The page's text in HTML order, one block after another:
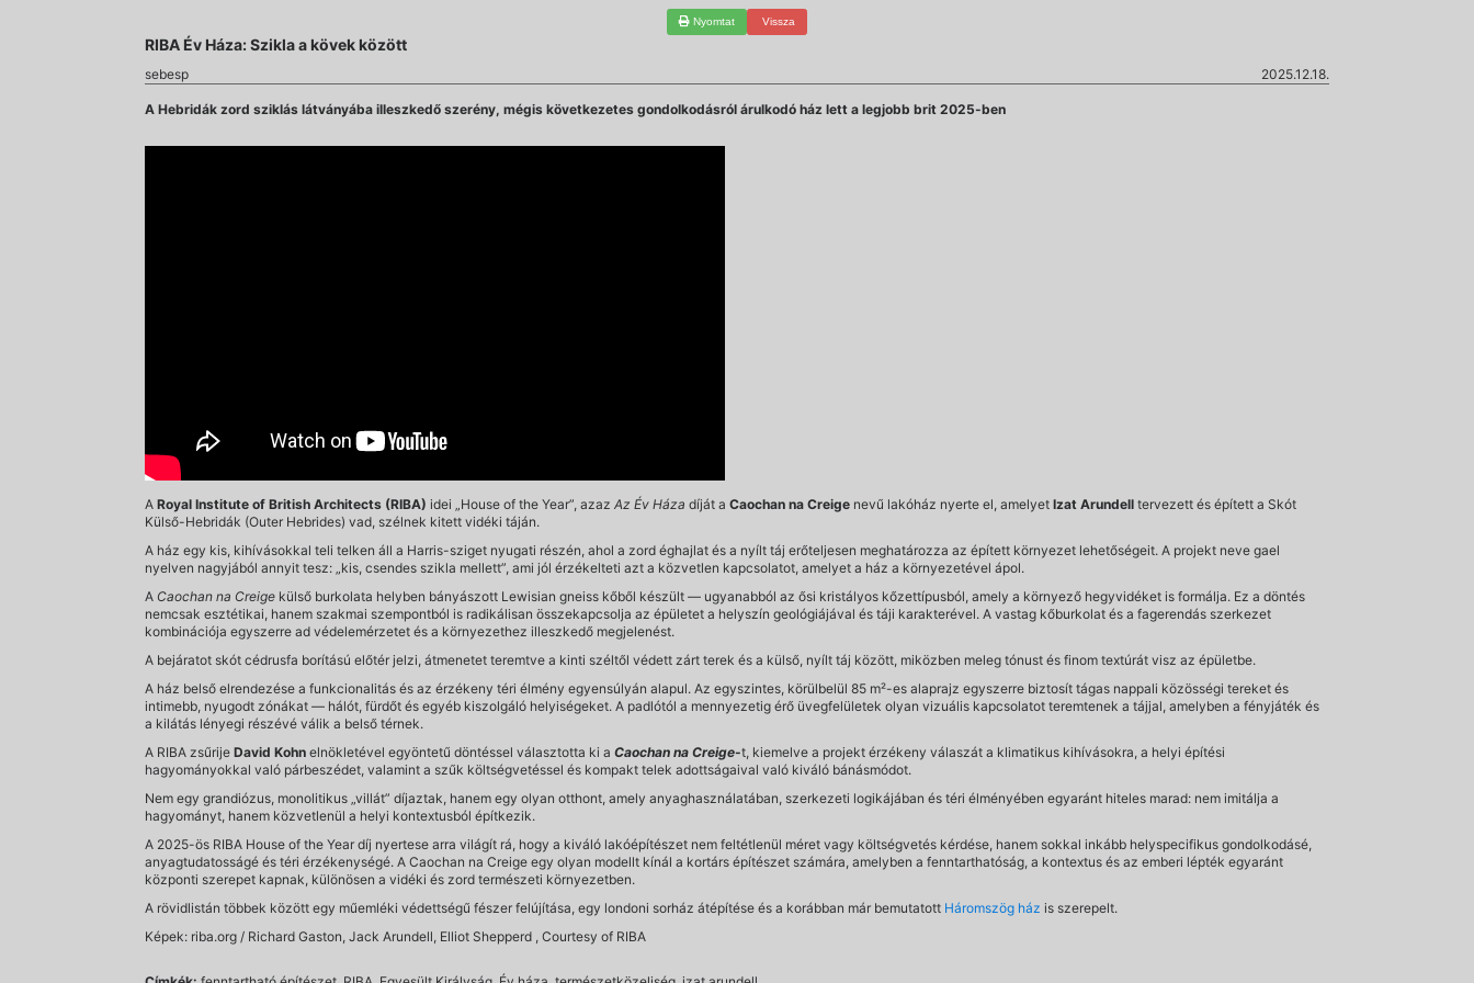
Nyomtat Vissza
RIBA Év Háza: Szikla a kövek között
sebesp 2025.12.18.
A Hebridák zord sziklás látványába illeszkedő szerény, mégis következetes gondolkodásról árulkodó ház lett a legjobb brit 2025-ben
A Royal Institute of British Architects (RIBA) idei „House of the Year”, azaz Az Év Háza díját a Caochan na Creige nevű lakóház nyerte el, amelyet Izat Arundell tervezett és épített a Skót
Külső-Hebridák (Outer Hebrides) vad, szélnek kitett vidéki táján.
A ház egy kis, kihívásokkal teli telken áll a Harris-sziget nyugati részén, ahol a zord éghajlat és a nyílt táj erőteljesen meghatározza az épített környezet lehetőségeit. A projekt neve gael
nyelven nagyjából annyit tesz: „kis, csendes szikla mellett”, ami jól érzékelteti azt a közvetlen kapcsolatot, amelyet a ház a környezetével ápol.
A Caochan na Creige külső burkolata helyben bányászott Lewisian gneiss kőből készült — ugyanabból az ősi kristályos kőzettípusból, amely a környező hegyvidéket is formálja. Ez a döntés
nemcsak esztétikai, hanem szakmai szempontból is radikálisan összekapcsolja az épületet a helyszín geológiájával és táji karakterével. A vastag kőburkolat és a fagerendás szerkezet
kombinációja egyszerre ad védelemérzetet és a környezethez illeszkedő megjelenést.
A bejáratot skót cédrusfa borítású előtér jelzi, átmenetet teremtve a kinti széltől védett zárt terek és a külső, nyílt táj között, miközben meleg tónust és finom textúrát visz az épületbe.
A ház belső elrendezése a funkcionalitás és az érzékeny téri élmény egyensúlyán alapul. Az egyszintes, körülbelül 85 m²-es alaprajz egyszerre biztosít tágas nappali közösségi tereket és
intimebb, nyugodt zónákat — hálót, fürdőt és egyéb kiszolgáló helyiségeket. A padlótól a mennyezetig érő üvegfelületek olyan vizuális kapcsolatot teremtenek a tájjal, amelyben a fényjáték és
a kilátás lényegi részévé válik a belső térnek.
A RIBA zsűrije David Kohn elnökletével egyöntetű döntéssel választotta ki a Caochan na Creige-t, kiemelve a projekt érzékeny válaszát a klimatikus kihívásokra, a helyi építési
hagyományokkal való párbeszédet, valamint a szűk költségvetéssel és kompakt telek adottságaival való kiváló bánásmódot.
Nem egy grandiózus, monolitikus „villát” díjaztak, hanem egy olyan otthont, amely anyaghasználatában, szerkezeti logikájában és téri élményében egyaránt hiteles marad: nem imitálja a
hagyományt, hanem közvetlenül a helyi kontextusból építkezik.
A 2025-ös RIBA House of the Year díj nyertese arra világít rá, hogy a kiváló lakóépítészet nem feltétlenül méret vagy költségvetés kérdése, hanem sokkal inkább helyspecifikus gondolkodásé,
anyagtudatosságé és téri érzékenységé. A Caochan na Creige egy olyan modellt kínál a kortárs építészet számára, amelyben a fenntarthatóság, a kontextus és az emberi lépték egyaránt
központi szerepet kapnak, különösen a vidéki és zord természeti környezetben.
A rövidlistán többek között egy műemléki védettségű fészer felújítása, egy londoni sorház átépítése és a korábban már bemutatott Háromszög ház is szerepelt.
Képek: riba.org / Richard Gaston, Jack Arundell, Elliot Shepperd , Courtesy of RIBA